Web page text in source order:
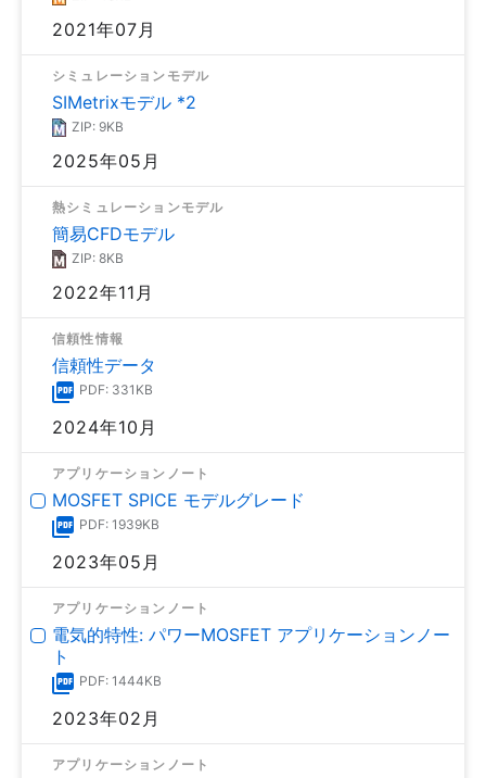
2021年07月
シミュレーションモデル
SIMetrixモデル *2
ZIP: 9KB
2025年05月
熱シミュレーションモデル
簡易CFDモデル
ZIP: 8KB
2022年11月
信頼性情報
信頼性データ
PDF: 331KB
2024年10月
アプリケーションノート
MOSFET SPICE モデルグレード
PDF: 1939KB
2023年05月
アプリケーションノート
電気的特性: パワーMOSFET アプリケーションノー
ト
PDF: 1444KB
2023年02月
アプリケーションノート